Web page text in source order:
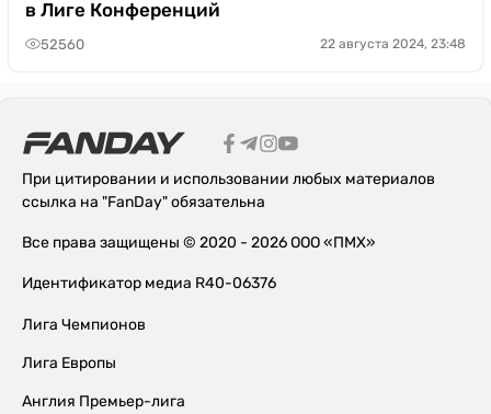
в Лиге Конференций
52560 22 августа 2024, 23:48
При цитировании и использовании любых материалов
ссылка на "FanDay" обязательна
Все права защищены © 2020 - 2026 ООО «ПМХ»
Идентификатор медиа R40-06376
Лига Чемпионов
Лига Европы
Англия Премьер-лига